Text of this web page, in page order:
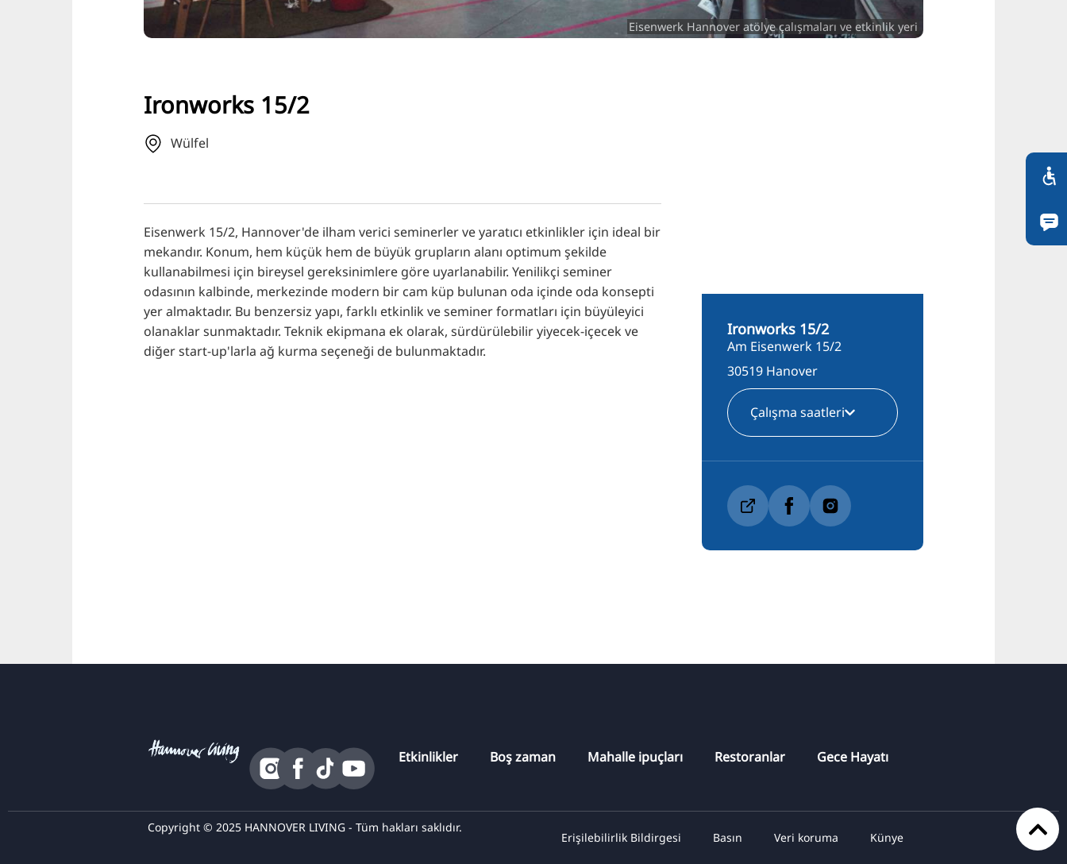
Eisenwerk Hannover atölye çalışmaları ve etkinlik yeri
Ironworks 15/2
Wülfel
Eisenwerk 15/2, Hannover'de ilham verici seminerler ve yaratıcı etkinlikler için ideal bir
mekandır. Konum, hem küçük hem de büyük grupların alanı optimum şekilde
kullanabilmesi için bireysel gereksinimlere göre uyarlanabilir. Yenilikçi seminer
odasının kalbinde, merkezinde modern bir cam küp bulunan oda içinde oda konsepti
yer almaktadır. Bu benzersiz yapı, farklı etkinlik ve seminer formatları için büyüleyici
olanaklar sunmaktadır. Teknik ekipmana ek olarak, sürdürülebilir yiyecek-içecek ve
diğer start-up'larla ağ kurma seçeneği de bulunmaktadır.
Ironworks 15/2
Am Eisenwerk 15/2
30519 Hanover
Çalışma saatleri
Etkinlikler Boş zaman Mahalle ipuçları Restoranlar Gece Hayatı
Copyright © 2025 HANNOVER LIVING - Tüm hakları saklıdır.
Erişilebilirlik Bildirgesi Basın Veri koruma Künye